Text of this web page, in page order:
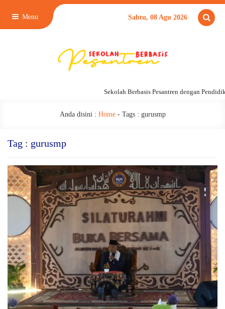
Menu Sabtu, 08 Agu 2026
Sekolah Berbasis Pesantren dengan Pendidikan
Anda disini : Home- Tags : gurusmp
Tag : gurusmp